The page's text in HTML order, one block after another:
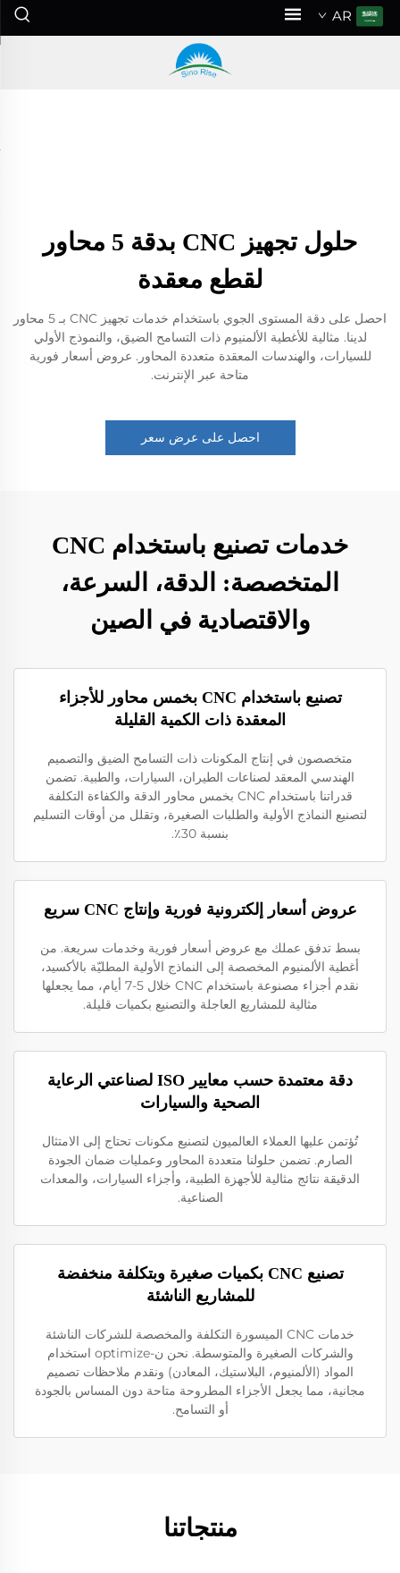
AR
حلول تجهيز CNC بدقة 5 محاور
لقطع معقدة
احصل على دقة المستوى الجوي باستخدام خدمات تجهيز CNC بـ 5 محاور
لدينا. مثالية للأغطية الألمنيوم ذات التسامح الضيق، والنموذج الأولي
للسيارات، والهندسات المعقدة متعددة المحاور. عروض أسعار فورية
متاحة عبر الإنترنت.
احصل على عرض سعر
خدمات تصنيع باستخدام CNC
المتخصصة: الدقة، السرعة،
والاقتصادية في الصين
تصنيع باستخدام CNC بخمس محاور للأجزاء
المعقدة ذات الكمية القليلة
متخصصون في إنتاج المكونات ذات التسامح الضيق والتصميم
الهندسي المعقد لصناعات الطيران، السيارات، والطبية. تضمن
قدراتنا باستخدام CNC بخمس محاور الدقة والكفاءة التكلفة
لتصنيع النماذج الأولية والطلبات الصغيرة، وتقلل من أوقات التسليم
بنسبة 30٪.
عروض أسعار إلكترونية فورية وإنتاج CNC سريع
بسط تدفق عملك مع عروض أسعار فورية وخدمات سريعة. من
أغطية الألمنيوم المخصصة إلى النماذج الأولية المطليّة بالأكسيد،
نقدم أجزاء مصنوعة باستخدام CNC خلال 5-7 أيام، مما يجعلها
مثالية للمشاريع العاجلة والتصنيع بكميات قليلة.
دقة معتمدة حسب معايير ISO لصناعتي الرعاية
الصحية والسيارات
تُؤتمن عليها العملاء العالميون لتصنيع مكونات تحتاج إلى الامتثال
الصارم. تضمن حلولنا متعددة المحاور وعمليات ضمان الجودة
الدقيقة نتائج مثالية للأجهزة الطبية، وأجزاء السيارات، والمعدات
الصناعية.
تصنيع CNC بكميات صغيرة وبتكلفة منخفضة
للمشاريع الناشئة
خدمات CNC الميسورة التكلفة والمخصصة للشركات الناشئة
والشركات الصغيرة والمتوسطة. نحن ن-optimize استخدام
المواد (الألمنيوم، البلاستيك، المعادن) ونقدم ملاحظات تصميم
مجانية، مما يجعل الأجزاء المطروحة متاحة دون المساس بالجودة
أو التسامح.
منتجاتنا